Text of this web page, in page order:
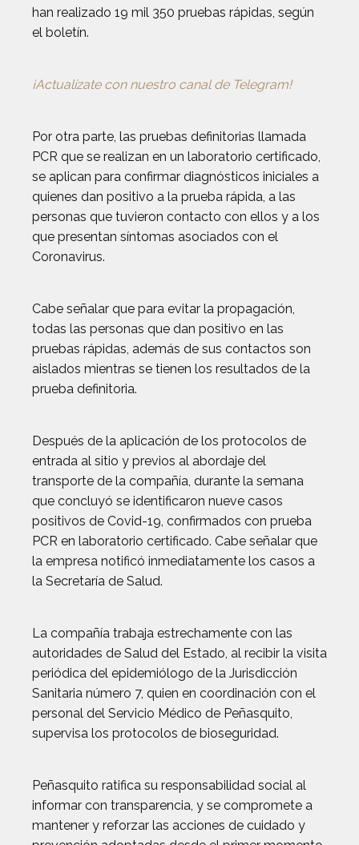
han realizado 19 mil 350 pruebas rápidas, según
el boletín.
¡Actualízate con nuestro canal de Telegram!
Por otra parte, las pruebas definitorias llamada
PCR que se realizan en un laboratorio certificado,
se aplican para confirmar diagnósticos iniciales a
quienes dan positivo a la prueba rápida, a las
personas que tuvieron contacto con ellos y a los
que presentan síntomas asociados con el
Coronavirus.
Cabe señalar que para evitar la propagación,
todas las personas que dan positivo en las
pruebas rápidas, además de sus contactos son
aislados mientras se tienen los resultados de la
prueba definitoria.
Después de la aplicación de los protocolos de
entrada al sitio y previos al abordaje del
transporte de la compañía, durante la semana
que concluyó se identificaron nueve casos
positivos de Covid-19, confirmados con prueba
PCR en laboratorio certificado. Cabe señalar que
la empresa notificó inmediatamente los casos a
la Secretaría de Salud.
La compañía trabaja estrechamente con las
autoridades de Salud del Estado, al recibir la visita
periódica del epidemiólogo de la Jurisdicción
Sanitaria número 7, quien en coordinación con el
personal del Servicio Médico de Peñasquito,
supervisa los protocolos de bioseguridad.
Peñasquito ratifica su responsabilidad social al
informar con transparencia, y se compromete a
mantener y reforzar las acciones de cuidado y